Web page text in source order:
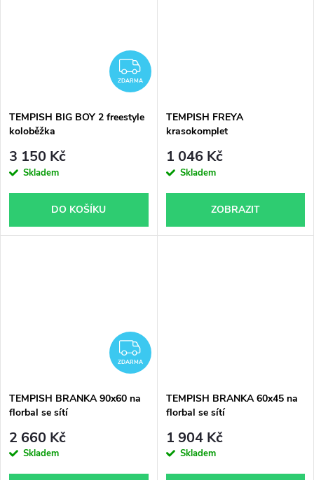
ZDARMA
ZDARMA
TEMPISH BIG BOY 2 freestyle
koloběžka
3 150 Kč
Skladem
DO KOŠÍKU
TEMPISH FREYA
krasokomplet
1 046 Kč
Skladem
ZOBRAZIT
ZDARMA
ZDARMA
TEMPISH BRANKA 90x60 na
florbal se sítí
2 660 Kč
Skladem
TEMPISH BRANKA 60x45 na
florbal se sítí
1 904 Kč
Skladem